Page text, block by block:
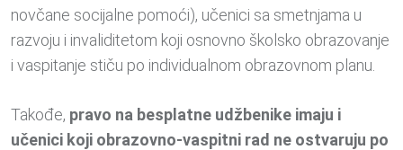
novčane socijalne pomoći), učenici sa smetnjama u
razvoju i invaliditetom koji osnovno školsko obrazovanje
i vaspitanje stiču po individualnom obrazovnom planu.
Takođe, pravo na besplatne udžbenike imaju i
učenici koji obrazovno-vaspitni rad ne ostvaruju po